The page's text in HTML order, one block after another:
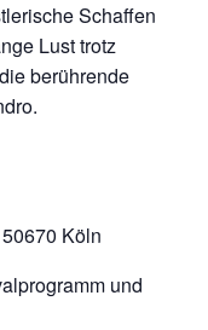
Schaffen
Lust trotz
berührende
Köln
und